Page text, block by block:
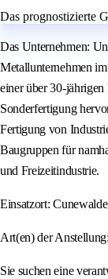
Das prognostizierte
Das Unternehmen:
Metallunternehmen
einer über 30-
Sonderfertigung
Fertigung von
Baugruppen für
und Freizeitindustrie.
Einsatzort: Cunewalde
Art(en) der
Sie suchen eine